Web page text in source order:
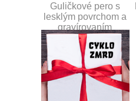
Guličkové pero s
lesklým povrchom a
gravírovaním